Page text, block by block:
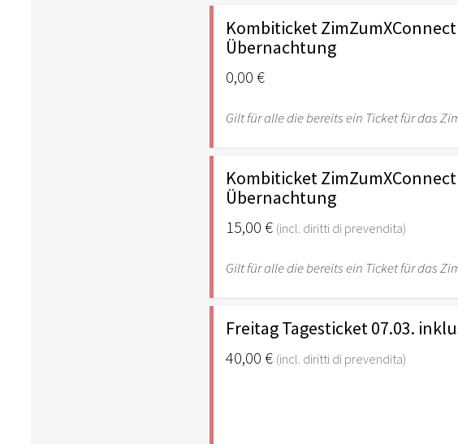
Kombiticket
Übernachtung
0,00 €
Gilt für alle die bereits ein Ticket für das
Kombiticket
Übernachtung
15,00 € (incl. diritti di prevendita)
Gilt für alle die bereits ein Ticket für das
Freitag Tagesticket 07.03.
40,00 € (incl. diritti di prevendita)